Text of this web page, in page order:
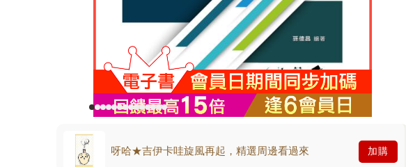
呀哈★吉伊卡哇旋風再起，精選周邊看過來 加購